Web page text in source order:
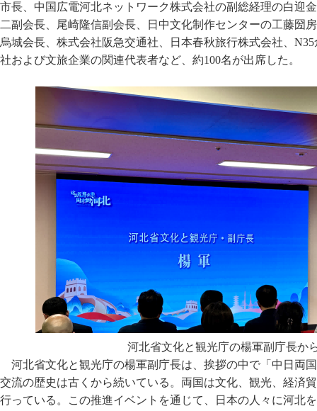
市長、中国広電河北ネットワーク株式会社の副総経理の白迎
二副会長、尾崎隆信副会長、日中文化制作センターの工藤圀
烏城会長、株式会社阪急交通社、日本春秋旅行株式会社、
社および文旅企業の関連代表者など、約100名が出席した。
河北省文化と観光庁の楊軍副庁長か
河北省文化と観光庁の楊軍副庁長は、挨拶の中で「中日両
交流の歴史は古くから続いている。両国は文化、観光、経済
行っている。この推進イベントを通じて、日本の人々に河北